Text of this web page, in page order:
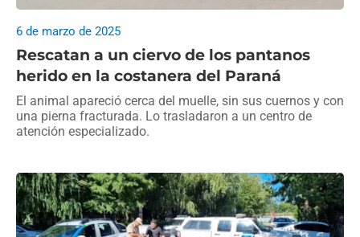
Rescatan a un ciervo de los pantanos
herido en la costanera del Paraná
6 de marzo de 2025
El animal apareció cerca del muelle, sin sus cuernos y con
una pierna fracturada. Lo trasladaron a un centro de
atención especializado.